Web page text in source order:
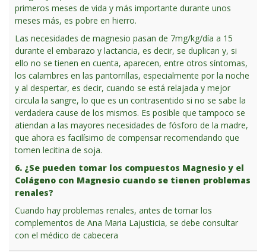
primeros meses de vida y más importante durante unos
meses más, es pobre en hierro.
Las necesidades de magnesio pasan de 7mg/kg/día a 15
durante el embarazo y lactancia, es decir, se duplican y, si
ello no se tienen en cuenta, aparecen, entre otros síntomas,
los calambres en las pantorrillas, especialmente por la noche
y al despertar, es decir, cuando se está relajada y mejor
circula la sangre, lo que es un contrasentido si no se sabe la
verdadera cause de los mismos. Es posible que tampoco se
atiendan a las mayores necesidades de fósforo de la madre,
que ahora es facilísimo de compensar recomendando que
tomen lecitina de soja.
6. ¿Se pueden tomar los compuestos Magnesio y el
Colágeno con Magnesio cuando se tienen problemas
renales?
Cuando hay problemas renales, antes de tomar los
complementos de Ana Maria Lajusticia, se debe consultar
con el médico de cabecera